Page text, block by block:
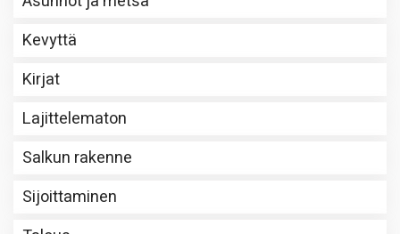
Kevyttä
Kirjat
Lajittelematon
Salkun rakenne
Sijoittaminen